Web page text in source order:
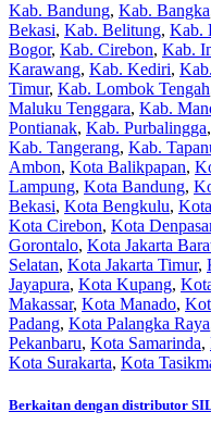
Kab. Bandung, Kab. Bangka
Bekasi, Kab. Belitung, Kab.
Bogor, Kab. Cirebon, Kab.
Karawang, Kab. Kediri,
Timur, Kab. Lombok Tengah
Maluku Tenggara, Kab.
Pontianak, Kab. Purbalingga,
Kab. Tangerang, Kab.
Ambon, Kota Balikpapan,
Lampung, Kota Bandung,
Bekasi, Kota Bengkulu,
Kota Cirebon, Kota
Gorontalo, Kota Jakarta
Selatan, Kota Jakarta Timur,
Jayapura, Kota Kupang,
Makassar, Kota Manado,
Padang, Kota Palangka Raya
Pekanbaru, Kota Samarinda,
Kota Surakarta, Kota
Berkaitan dengan distributor